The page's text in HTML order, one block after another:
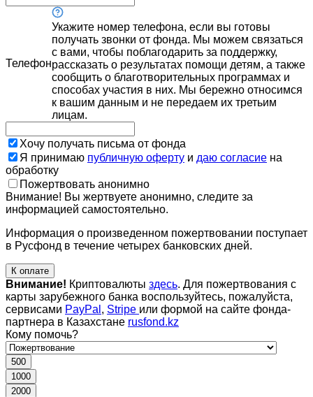
Телефон
Укажите номер телефона, если вы готовы
получать звонки от фонда. Мы можем связаться
с вами, чтобы поблагодарить за поддержку,
рассказать о результатах помощи детям, а также
сообщить о благотворительных программах и
способах участия в них. Мы бережно относимся
к вашим данным и не передаем их третьим
лицам.
Хочу получать письма от фонда
Я принимаю публичную оферту и даю согласие на
обработку
Пожертвовать анонимно
Внимание! Вы жертвуете анонимно, следите за
информацией самостоятельно.
Информация о произведенном пожертвовании поступает
в Русфонд в течение четырех банковских дней.
К оплате
Внимание! Криптовалюты здесь. Для пожертвования с
карты зарубежного банка воспользуйтесь, пожалуйста,
сервисами PayPal , Stripe или формой на сайте фонда-
партнера в Казахстане rusfond.kz
Кому помочь?
500
1000
2000